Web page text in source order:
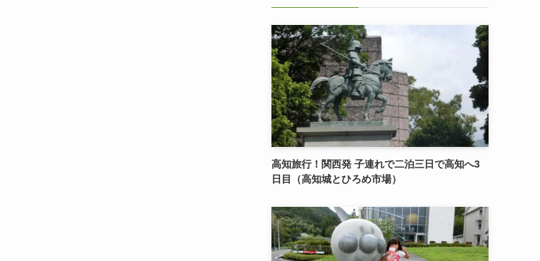
高知旅行！関西発 子連れで二泊三日で高知へ3
日目（高知城とひろめ市場）